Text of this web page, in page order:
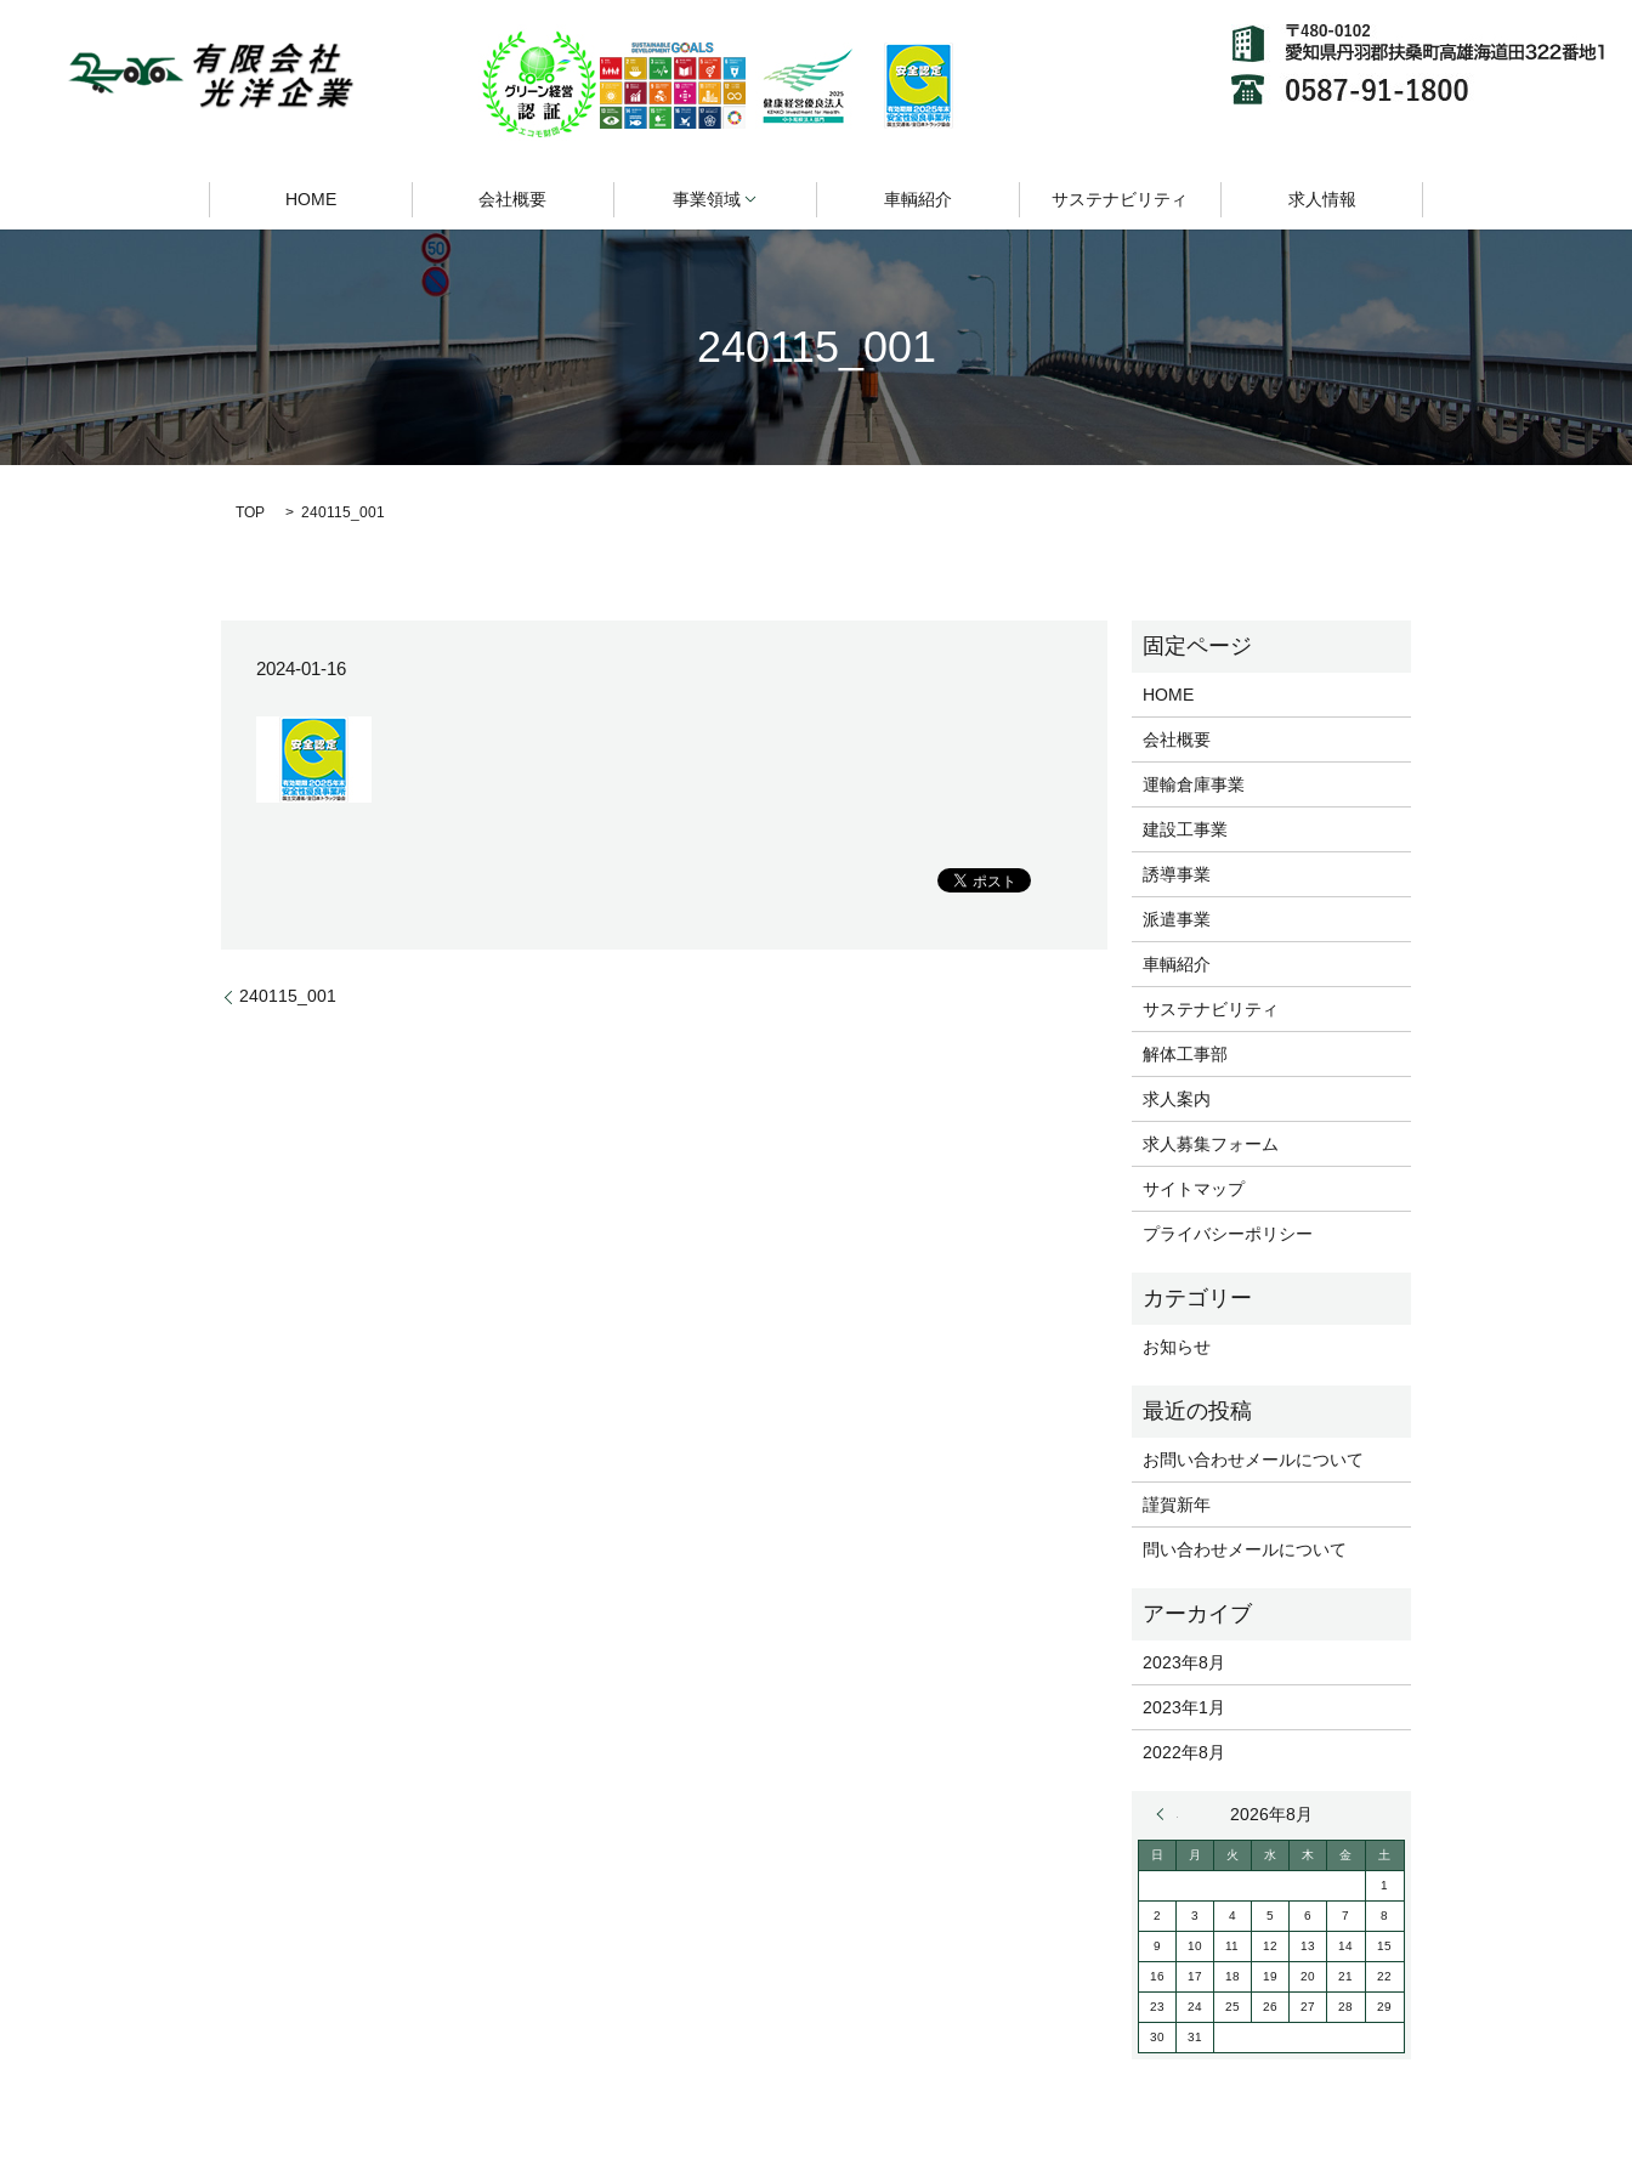
HOME 会社概要 事業領域 車輌紹介 サステナビリティ 求人情報
240115_001
TOP 240115_001
2024-01-16
240115_001
HOME
会社概要
運輸倉庫事業
建設工事業
誘導事業
派遣事業
車輌紹介
サステナビリティ
解体工事部
求人案内
求人募集フォーム
サイトマップ
プライバシーポリシー
お知らせ
お問い合わせメールについて
謹賀新年
問い合わせメールについて
2023年8月
2023年1月
2022年8月
2026年8月
日 月 火 水 木 金 土
1
2 3 4 5 6 7 8
9 10 11 12 13 14 15
16 17 18 19 20 21 22
23 24 25 26 27 28 29
30 31